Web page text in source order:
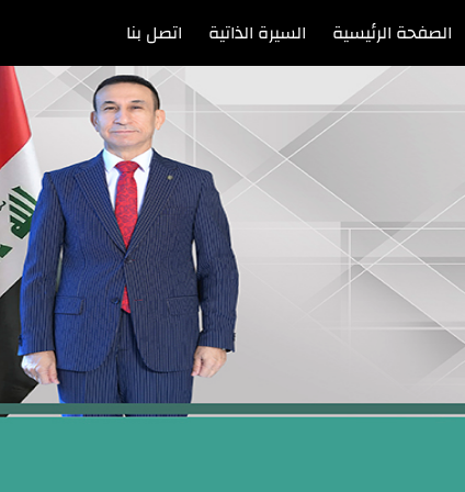
الصفحة الرئيسية السيرة الذاتية اتصل بنا